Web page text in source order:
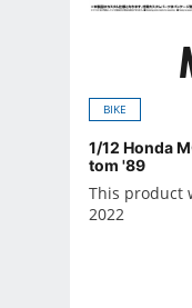
BIKE
1/12 Honda
tom '89
This product
2022